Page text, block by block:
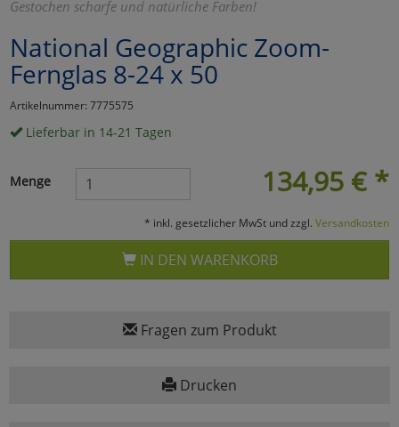
Gestochen scharfe und natürliche Farben!
National Geographic Zoom-
Fernglas 8-24 x 50
Artikelnummer: 7775575
Lieferbar in 14-21 Tagen
134,95 € *
Menge
* inkl. gesetzlicher MwSt und zzgl. Versandkosten
IN DEN WARENKORB
Fragen zum Produkt
Drucken
Umfragetools
Einstellungen speichern
zurückzu Haupptseite